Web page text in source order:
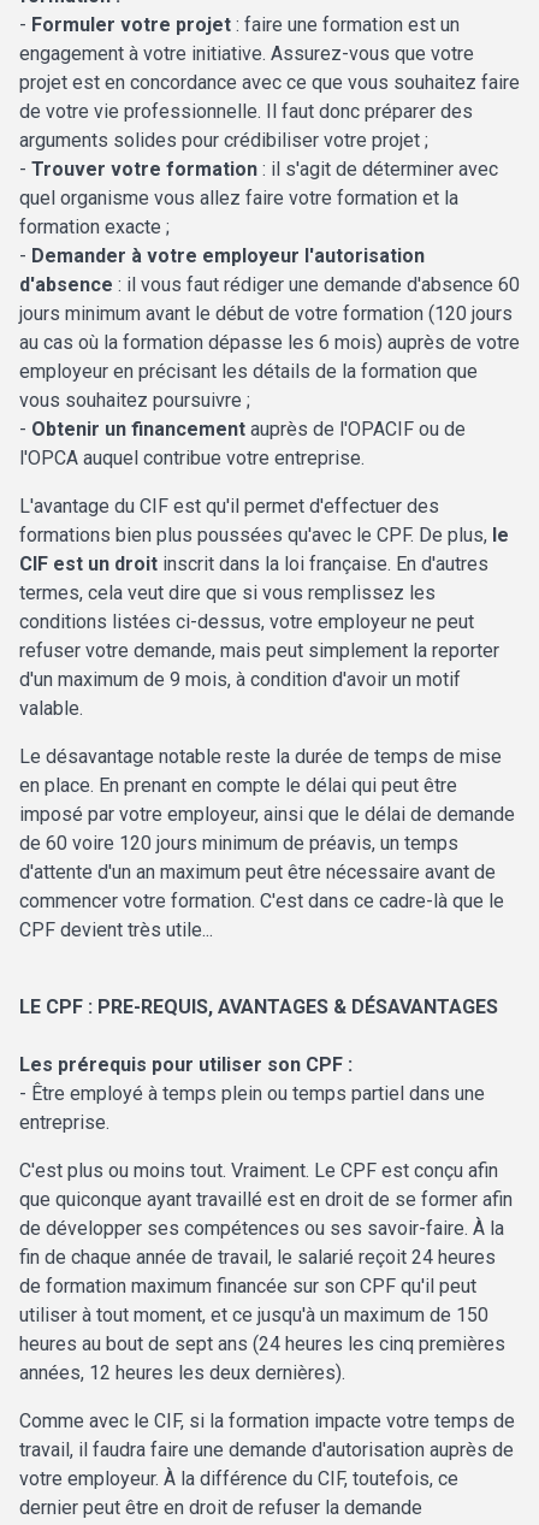
- Formuler votre projet : faire une formation est un
engagement à votre initiative. Assurez-vous que votre
projet est en concordance avec ce que vous souhaitez faire
de votre vie professionnelle. Il faut donc préparer des
arguments solides pour crédibiliser votre projet ;
- Trouver votre formation : il s'agit de déterminer avec
quel organisme vous allez faire votre formation et la
formation exacte ;
- Demander à votre employeur l'autorisation
d'absence : il vous faut rédiger une demande d'absence 60
jours minimum avant le début de votre formation (120 jours
au cas où la formation dépasse les 6 mois) auprès de votre
employeur en précisant les détails de la formation que
vous souhaitez poursuivre ;
- Obtenir un financement auprès de l'OPACIF ou de
l'OPCA auquel contribue votre entreprise.
L'avantage du CIF est qu'il permet d'effectuer des
formations bien plus poussées qu'avec le CPF. De plus, le
CIF est un droit inscrit dans la loi française. En d'autres
termes, cela veut dire que si vous remplissez les
conditions listées ci-dessus, votre employeur ne peut
refuser votre demande, mais peut simplement la reporter
d'un maximum de 9 mois, à condition d'avoir un motif
valable.
Le désavantage notable reste la durée de temps de mise
en place. En prenant en compte le délai qui peut être
imposé par votre employeur, ainsi que le délai de demande
de 60 voire 120 jours minimum de préavis, un temps
d'attente d'un an maximum peut être nécessaire avant de
commencer votre formation. C'est dans ce cadre-là que le
CPF devient très utile...
LE CPF : PRE-REQUIS, AVANTAGES & DÉSAVANTAGES
Les prérequis pour utiliser son CPF :
- Être employé à temps plein ou temps partiel dans une
entreprise.
C'est plus ou moins tout. Vraiment. Le CPF est conçu afin
que quiconque ayant travaillé est en droit de se former afin
de développer ses compétences ou ses savoir-faire. À la
fin de chaque année de travail, le salarié reçoit 24 heures
de formation maximum financée sur son CPF qu'il peut
utiliser à tout moment, et ce jusqu'à un maximum de 150
heures au bout de sept ans (24 heures les cinq premières
années, 12 heures les deux dernières).
Comme avec le CIF, si la formation impacte votre temps de
travail, il faudra faire une demande d'autorisation auprès de
votre employeur. À la différence du CIF, toutefois, ce
dernier peut être en droit de refuser la demande